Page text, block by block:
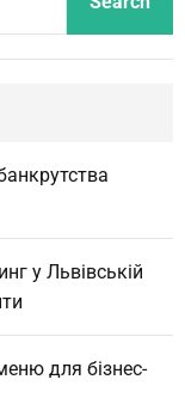
у Львівській
для бізнес-